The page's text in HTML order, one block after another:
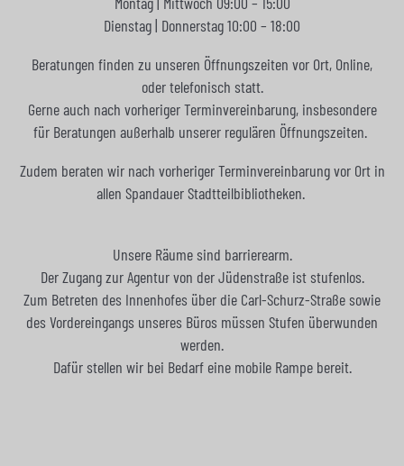
Dienstag | Donnerstag 10:00 – 18:00
Beratungen finden zu unseren Öffnungszeiten vor Ort, Online,
oder telefonisch statt.
Gerne auch nach vorheriger Terminvereinbarung, insbesondere
für Beratungen außerhalb unserer regulären Öffnungszeiten.
Zudem beraten wir nach vorheriger Terminvereinbarung vor Ort in
allen Spandauer Stadtteilbibliotheken.
Unsere Räume sind barrierearm.
Der Zugang zur Agentur von der Jüdenstraße ist stufenlos.
Zum Betreten des Innenhofes über die Carl-Schurz-Straße sowie
des Vordereingangs unseres Büros müssen Stufen überwunden
werden.
Dafür stellen wir bei Bedarf eine mobile Rampe bereit.